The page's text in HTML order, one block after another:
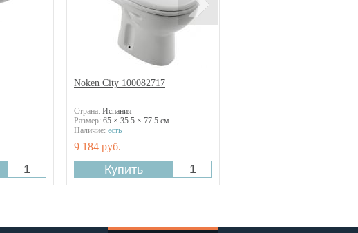
Noken City 100082717
Страна: Испания
Размер: 65 × 35.5 × 77.5 см.
Наличие: есть
9 184 руб.